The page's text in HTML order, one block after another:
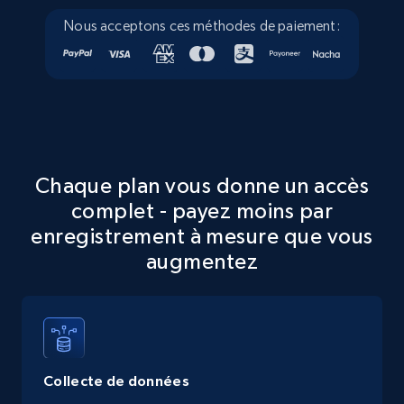
5.6K+ 875+ Essai gratuit
using sku numbers
URL, Final price, Sku, Currency, Gtin,
Specifications, Image urls, Top reviews, and
Nous acceptons ces méthodes de paiement:
Chaque plan vous donne un accès
complet - payez moins par
enregistrement à mesure que vous
augmentez
Collecte de données